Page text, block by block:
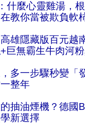
什麼心靈雞湯，
教你當被欺負軟
雄隱藏版百元越
巨無霸生牛肉河粉
多一步驟秒變「
整年
抽油煙機？德國
新選擇